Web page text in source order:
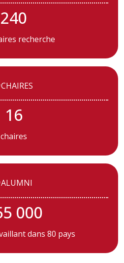
240
recherche
16
chaires
000
dans 80 pays